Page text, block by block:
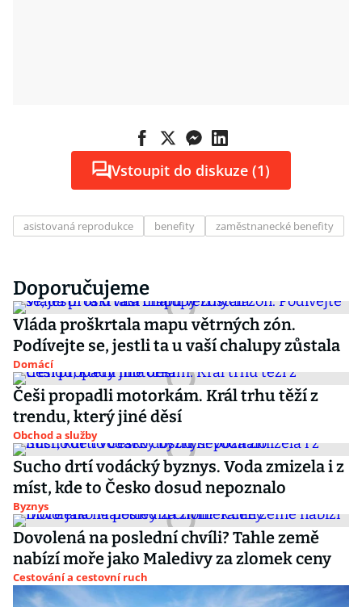
Vstoupit do diskuze (1)
asistovaná reprodukce benefity zaměstnanecké benefity
Doporučujeme
Vláda proškrtala mapu větrných zón.
Podívejte se, jestli ta u vaší chalupy zůstala
Domácí
Češi propadli motorkám. Král trhu těží z
trendu, který jiné děsí
Obchod a služby
Sucho drtí vodácký byznys. Voda zmizela i z
míst, kde to Česko dosud nepoznalo
Byznys
Dovolená na poslední chvíli? Tahle země
nabízí moře jako Maledivy za zlomek ceny
Cestování a cestovní ruch